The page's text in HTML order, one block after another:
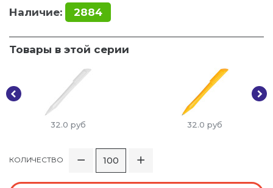
Наличие: 2884
Товары в этой серии
32.0 руб 32.0 руб
КОЛИЧЕСТВО